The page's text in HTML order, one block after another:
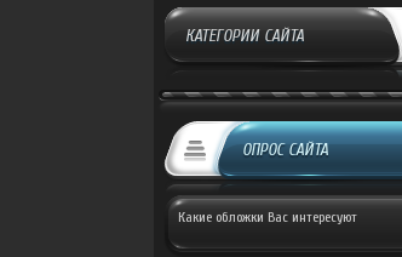
КАТЕГОРИИ САЙТА
ОПРОС САЙТА
Какие обложки Вас интересуют